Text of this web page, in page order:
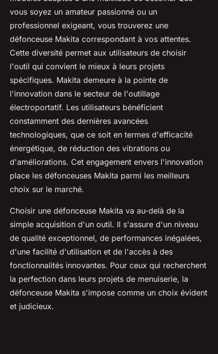
vous soyez un amateur passionné ou un
professionnel exigeant, vous trouverez une
défonceuse Makita correspondant à vos attentes.
Cette diversité permet aux utilisateurs de choisir
l'outil qui convient le mieux à leurs projets
spécifiques. Makita demeure à la pointe de
l'innovation dans le secteur de l'outillage
électroportatif. Les utilisateurs bénéficient
constamment des dernières avancées
technologiques, que ce soit en termes d'efficacité
énergétique, de réduction des vibrations ou
d'améliorations. Cet engagement envers l'innovation
place les défonceuses Makita parmi les meilleurs
choix sur le marché.
Choisir une défonceuse Makita va au-delà de la
simple acquisition d'un outil. Il s'assure d'un niveau
de qualité exceptionnel, de performances inégalées,
d'une facilité d'utilisation et de l'accès à des
fonctionnalités innovantes. Pour ceux qui recherchent
la perfection dans leurs projets de menuiserie, la
défonceuse Makita s'impose comme un choix évident
et judicieux.